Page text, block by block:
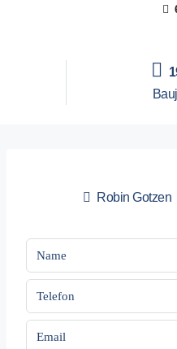
Robin Gotzen